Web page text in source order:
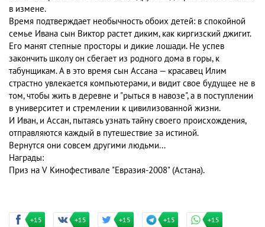
в измене.
Время подтверждает необычность обоих детей: в спокойной
семье Ивана сын Виктор растет диким, как киргизский джигит.
Его манят степные просторы и дикие лошади. Не успев
закончить школу он сбегает из родного дома в горы, к
табунщикам. А в это время сын Ассана — красавец Илим
страстно увлекается компьютерами, и видит свое будущее не в
том, чтобы жить в деревне и "рыться в навозе", а в поступлении
в университет и стремлении к цивилизованной жизни.
И Иван, и Ассан, пытаясь узнать тайну своего происхождения,
отправляются каждый в путешествие за истиной.
Вернутся они совсем другими людьми...
Награды:
Приз на V Кинофестивале "Евразия-2008" (Астана).
+15 +15 +15 +15 +15